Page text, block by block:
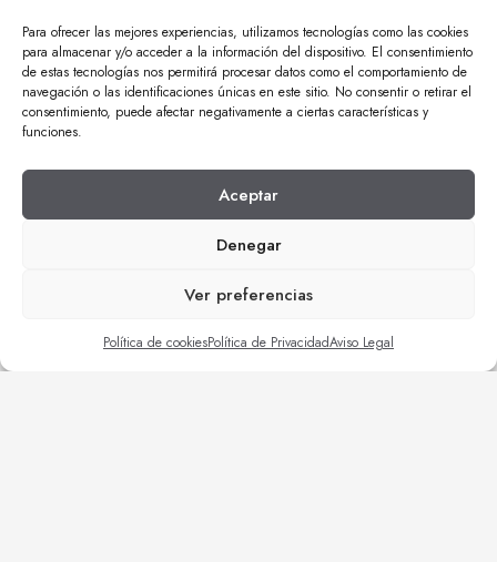
Para ofrecer las mejores experiencias, utilizamos tecnologías como las cookies
para almacenar y/o acceder a la información del dispositivo. El consentimiento
de estas tecnologías nos permitirá procesar datos como el comportamiento de
navegación o las identificaciones únicas en este sitio. No consentir o retirar el
consentimiento, puede afectar negativamente a ciertas características y
funciones.
Aceptar
Denegar
Ver preferencias
Política de cookiesPolítica de PrivacidadAviso Legal
| Rehabilitaciones
| Reformas particulares
| Reformas vivienda verano
| Construcción viviendas unifamiliares
| Reformas locales comerciales